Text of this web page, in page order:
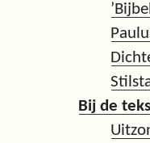
Bij de